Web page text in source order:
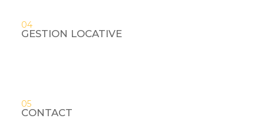
04
GESTION LOCATIVE
05
CONTACT